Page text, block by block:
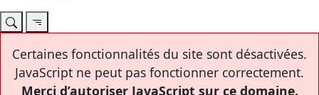
Certaines fonctionnalités du site sont désactivées.
JavaScript ne peut pas fonctionner correctement.
Merci d’autoriser JavaScript sur ce domaine.